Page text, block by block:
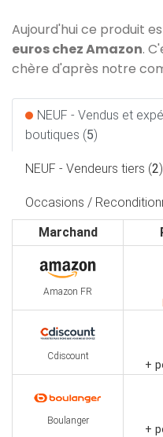
Aujourd'hui ce produit
euros chez Amazon.
chère d'après notre
NEUF - Vendus et
boutiques (5)
NEUF - Vendeurs tiers (2)
Occasions /
Marchand
Amazon FR
Cdiscount
+
Boulanger
+